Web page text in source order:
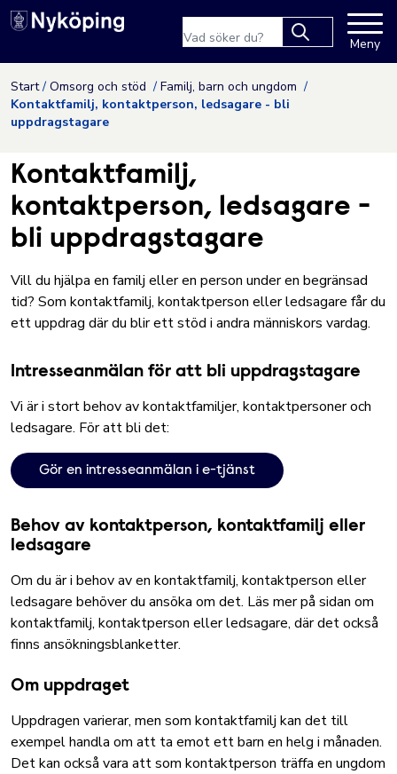
Hoppa till innehåll
Nyköpings kommuns
results.
Meny
Start Omsorg och stöd
Familj, barn och ungdom
Kontaktfamilj, kontaktperson, ledsagare - bli
uppdragstagare
Kontaktfamilj,
kontaktperson, ledsagare -
bli uppdragstagare
Vill du hjälpa en familj eller en person under en begränsad
tid? Som kontaktfamilj, kontaktperson eller ledsagare får du
ett uppdrag där du blir ett stöd i andra människors vardag.
Intresseanmälan för att bli uppdragstagare
Vi är i stort behov av kontaktfamiljer, kontaktpersoner och
ledsagare. För att bli det:
Gör en intresseanmälan i e-tjänst
Behov av kontaktperson, kontaktfamilj eller
ledsagare
Om du är i behov av en kontaktfamilj, kontaktperson eller
ledsagare behöver du ansöka om det. Läs mer på sidan om
kontaktfamilj, kontaktperson eller ledsagare, där det också
finns ansökningsblanketter.
Om uppdraget
Uppdragen varierar, men som kontaktfamilj kan det till
exempel handla om att ta emot ett barn en helg i månaden.
Det kan också vara att som kontaktperson träffa en ungdom